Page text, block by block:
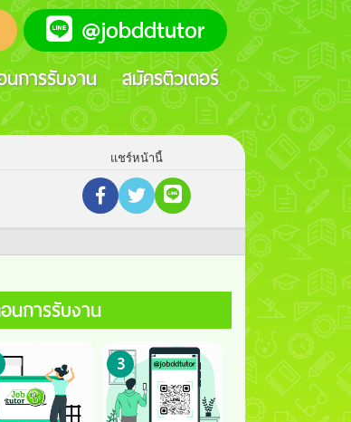
@jobddtutor
การรับงาน สมัครติวเตอร์
แชร์หน้านี้
นการรับงาน
3